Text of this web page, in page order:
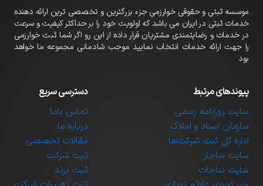
موسسه ثبتی و حقوقی خوارزمی جزء بزرگترین و تخصصی ترین ارائه دهنده
خدمات ثبتی در ایران می باشد که اولویت خود را بر حداکثر کیفیت و سرعت
در خدمات و رضایتمندی مشتریان قرار داده از این رو اگر شما ثبت خوارزمی
را جهت ارائه خدمات انتخاب نمایید موجب شادمانی مجموعه ما خواهد
بود
پیوندهای مرتبط
سایت روزنامه رسمی
سازمان اسناد و املاک
اداره کل ثبت شرکت‌ها
سایت ساجار
سایت ساجات
دسترسی سریع
تماس باما
درباره ما
مقالات تخصصی
ثبت شرکت
ثبت برند